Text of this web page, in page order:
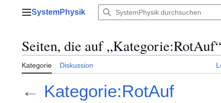
Hauptmenü
SystemPhysik
Seiten, die auf
Kategorie Diskussion
← Kategorie:RotAuf